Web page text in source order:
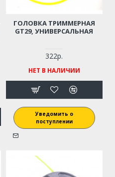
ГОЛОВКА ТРИММЕРНАЯ
GT29, УНИВЕРСАЛЬНАЯ
322р.
НЕТ В НАЛИЧИИ
Уведомить о
поступлении